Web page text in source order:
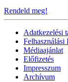
Rendeld meg!
Adatkezelési
Felhasználási
Médiaajánlat
Előfizetés
Impresszum
Archívum